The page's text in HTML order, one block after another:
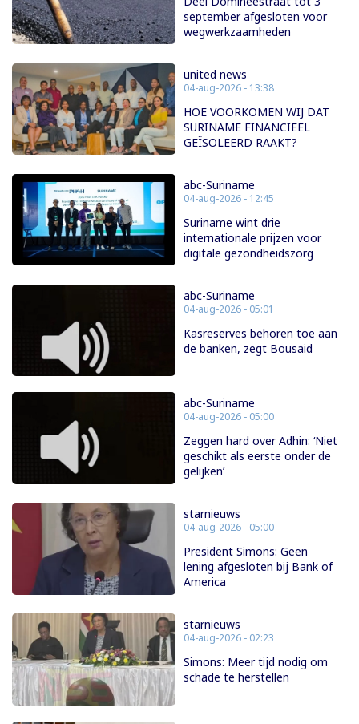
september afgesloten voor
wegwerkzaamheden
united news
04-aug-2026 - 13:38
HOE VOORKOMEN WIJ DAT
SURINAME FINANCIEEL
GEÏSOLEERD RAAKT?
abc-Suriname
04-aug-2026 - 12:45
Suriname wint drie
internationale prijzen voor
digitale gezondheidszorg
abc-Suriname
04-aug-2026 - 05:01
Kasreserves behoren toe aan
de banken, zegt Bousaid
abc-Suriname
04-aug-2026 - 05:00
Zeggen hard over Adhin: ‘Niet
geschikt als eerste onder de
gelijken’
starnieuws
04-aug-2026 - 05:00
President Simons: Geen
lening afgesloten bij Bank of
America
starnieuws
04-aug-2026 - 02:23
Simons: Meer tijd nodig om
schade te herstellen